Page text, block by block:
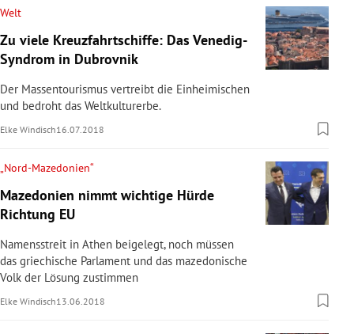
Welt
Zu viele Kreuzfahrtschiffe: Das Venedig-
Syndrom in Dubrovnik
Der Massentourismus vertreibt die Einheimischen
und bedroht das Weltkulturerbe.
Elke Windisch16.07.2018
„Nord-Mazedonien“
Mazedonien nimmt wichtige Hürde
Richtung EU
Namensstreit in Athen beigelegt, noch müssen
das griechische Parlament und das mazedonische
Volk der Lösung zustimmen
Elke Windisch13.06.2018